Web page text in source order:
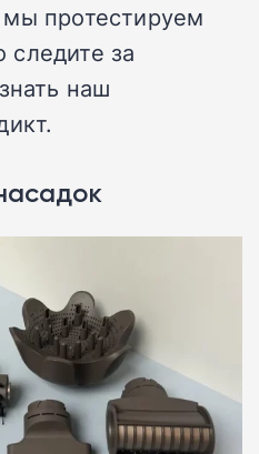
протестируем
следите за
наш